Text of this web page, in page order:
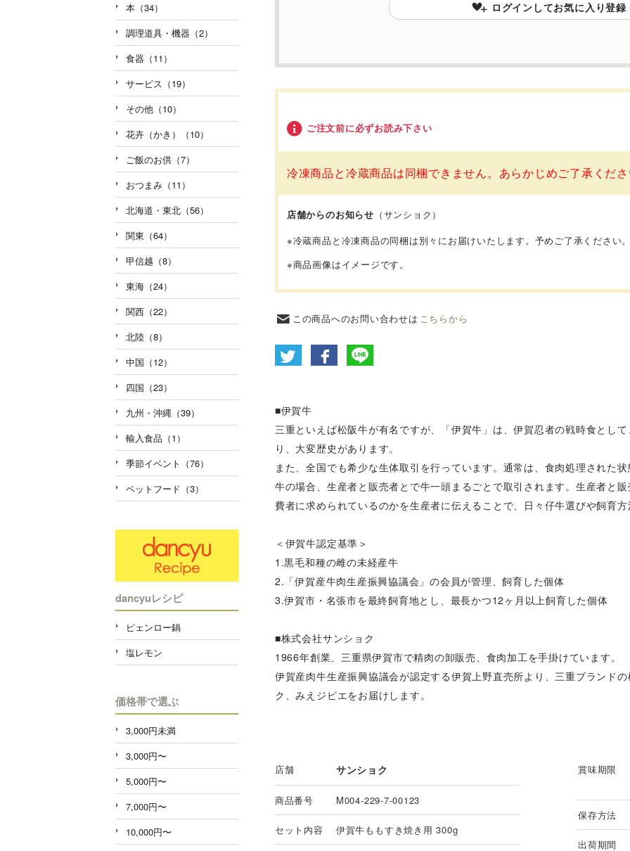
ログインしてお気に入り登録
ご注文前に必ずお読み下さい
冷凍商品と冷蔵商品は同梱できません。あらかじめご了承くだ
店舗からのお知らせ （サンショク）
※冷蔵商品と冷凍商品の同梱は別々にお届けいたします。予めご了承ください
※商品画像はイメージです。
この商品へのお問い合わせは こちらから
■伊賀牛
三重といえば松阪牛が有名ですが、「伊賀牛」は、伊賀忍者の戦時食とし
り、大変歴史があります。
また、全国でも希少な生体取引を行っています。通常は、食肉処理された
牛の場合、生産者と販売者とで牛一頭まるごとで取引されます。生産者と
費者に求められているのかを生産者に伝えることで、日々仔牛選びや飼育
＜伊賀牛認定基準＞
1.黒毛和種の雌の未経産牛
2.「伊賀産牛肉生産振興協議会」の会員が管理、飼育した個体
3.伊賀市・名張市を最終飼育地とし、最長かつ12ヶ月以上飼育した個体
■株式会社サンショク
1966年創業、三重県伊賀市で精肉の卸販売、食肉加工を手掛けています。
伊賀産肉牛生産振興協議会が認定する伊賀上野直売所より、三重ブランド
ク、みえジビエをお届けします。
店舗 サンショク
商品番号 M004-229-7-00123
セット内容 伊賀牛ももすき焼き用 300g
賞味期限
保存方法
出荷期間
本（34）
調理道具・機器（2）
食器（11）
サービス（19）
その他（10）
花卉（かき）（10）
ご飯のお供（7）
おつまみ（11）
北海道・東北（56）
関東（64）
甲信越（8）
東海（24）
関西（22）
北陸（8）
中国（12）
四国（23）
九州・沖縄（39）
輸入食品（1）
季節イベント（76）
ペットフード（3）
dancyuレシピ
ピェンロー鍋
塩レモン
価格帯で選ぶ
3,000円未満
3,000円〜
5,000円〜
7,000円〜
10,000円〜